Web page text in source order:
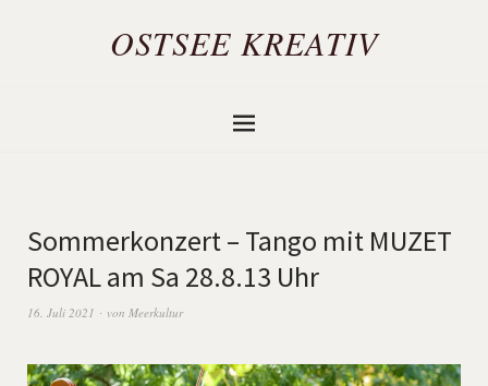
OSTSEE KREATIV
Sommerkonzert – Tango mit MUZET
ROYAL am Sa 28.8.13 Uhr
16. Juli 2021 von Meerkultur